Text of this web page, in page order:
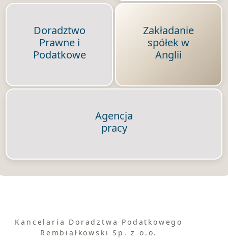
Doradztwo
Prawne i
Podatkowe
Zakładanie
spółek w
Anglii
Agencja
pracy
Kancelaria Doradztwa Podatkowego
Rembiałkowski Sp. z o.o.